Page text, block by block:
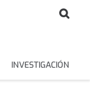
INVESTIGACIÓN